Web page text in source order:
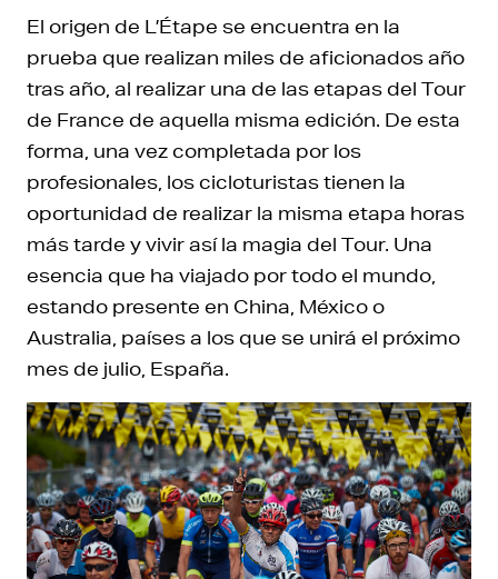
El origen de L’Étape se encuentra en la
prueba que realizan miles de aficionados año
tras año, al realizar una de las etapas del Tour
de France de aquella misma edición. De esta
forma, una vez completada por los
profesionales, los cicloturistas tienen la
oportunidad de realizar la misma etapa horas
más tarde y vivir así la magia del Tour. Una
esencia que ha viajado por todo el mundo,
estando presente en China, México o
Australia, países a los que se unirá el próximo
mes de julio, España.